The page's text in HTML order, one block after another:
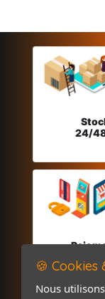
24/
🍪 Cookies
Nous